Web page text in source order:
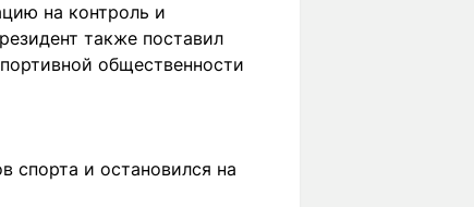
на контроль и
также поставил
общественности
спорта и остановился на